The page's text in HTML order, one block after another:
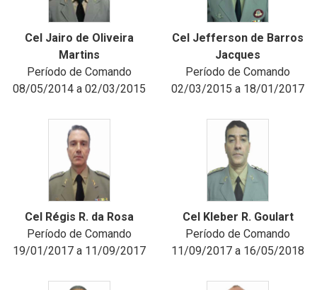
Cel Jairo de Oliveira
Martins
Período de Comando
08/05/2014 a 02/03/2015
Cel Jefferson de Barros
Jacques
Período de Comando
02/03/2015 a 18/01/2017
Cel Régis R. da Rosa
Período de Comando
19/01/2017 a 11/09/2017
Cel Kleber R. Goulart
Período de Comando
11/09/2017 a 16/05/2018